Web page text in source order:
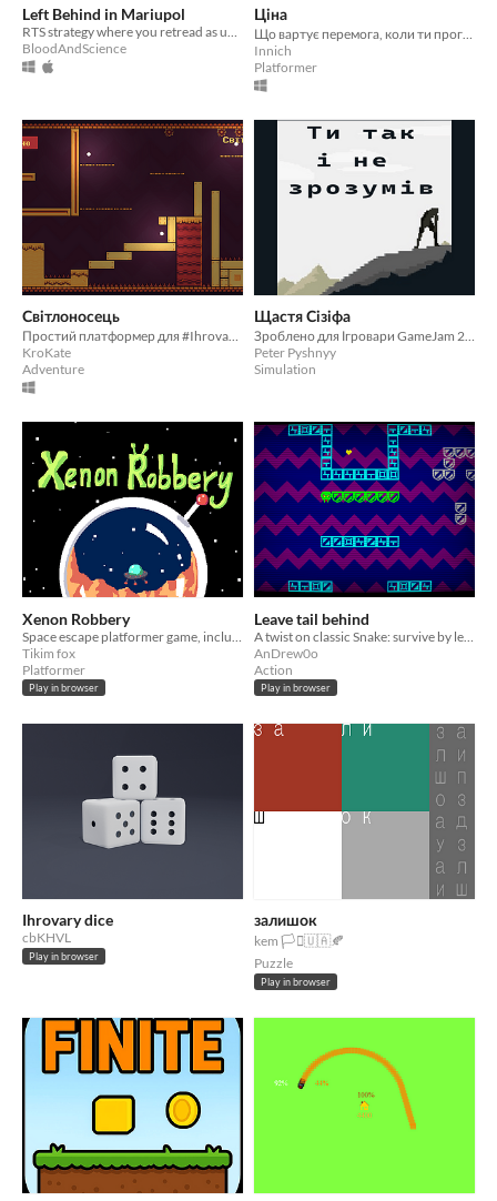
Left Behind in Mariupol
BloodAndScience
Ціна
Innich
Platformer
Світлоносець
Простий платформер для #IhrovaryGameJam 2025
KroKate
Adventure
Щастя Сізіфа
Зроблено для Ігровари GameJam 2025
Peter Pyshnyy
Simulation
Xenon Robbery
Tikim fox
Platformer
Play in browser
Leave tail behind
AnDrew0o
Action
Play in browser
Ihrovary dice
cbKHVL
Play in browser
залишок
kem 🏳️‍⚧️🇺🇦🍂
Puzzle
Play in browser